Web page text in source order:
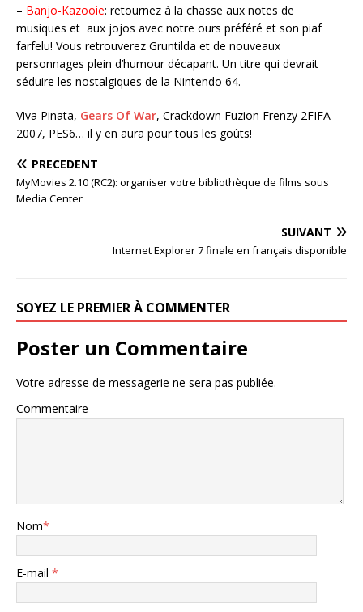
– Banjo-Kazooie: retournez à la chasse aux notes de
musiques et aux jojos avec notre ours préféré et son piaf
farfelu! Vous retrouverez Gruntilda et de nouveaux
personnages plein d’humour décapant. Un titre qui devrait
séduire les nostalgiques de la Nintendo 64.
Viva Pinata, Gears Of War, Crackdown Fuzion Frenzy 2FIFA
2007, PES6… il y en aura pour tous les goûts!
PRÉCÉDENT
MyMovies 2.10 (RC2): organiser votre bibliothèque de films sous
Media Center
SUIVANT
Internet Explorer 7 finale en français disponible
SOYEZ LE PREMIER À COMMENTER
Poster un Commentaire
Votre adresse de messagerie ne sera pas publiée.
Commentaire
Nom*
E-mail *